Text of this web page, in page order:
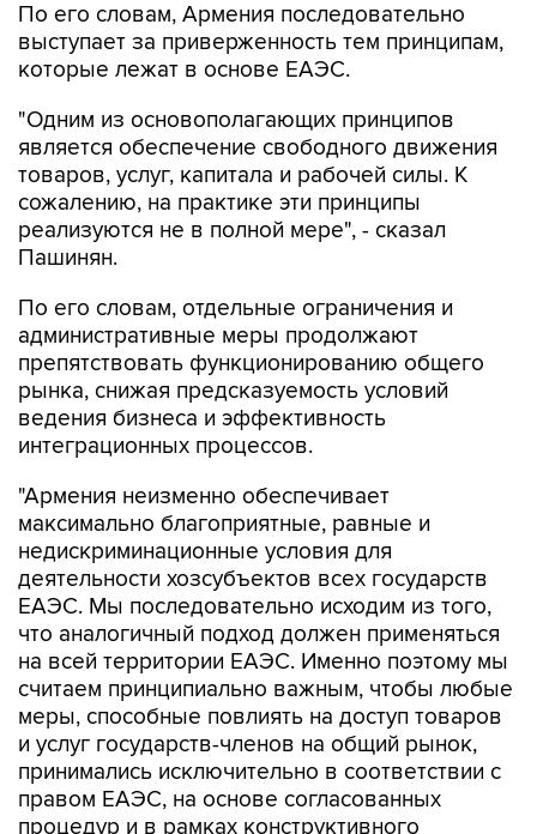
По его словам, Армения последовательно
выступает за приверженность тем принципам,
которые лежат в основе ЕАЭС.
"Одним из основополагающих принципов
является обеспечение свободного движения
товаров, услуг, капитала и рабочей силы. К
сожалению, на практике эти принципы
реализуются не в полной мере", - сказал
Пашинян.
По его словам, отдельные ограничения и
административные меры продолжают
препятствовать функционированию общего
рынка, снижая предсказуемость условий
ведения бизнеса и эффективность
интеграционных процессов.
"Армения неизменно обеспечивает
максимально благоприятные, равные и
недискриминационные условия для
деятельности хозсубъектов всех государств
ЕАЭС. Мы последовательно исходим из того,
что аналогичный подход должен применяться
на всей территории ЕАЭС. Именно поэтому мы
считаем принципиально важным, чтобы любые
меры, способные повлиять на доступ товаров
и услуг государств-членов на общий рынок,
принимались исключительно в соответствии с
правом ЕАЭС, на основе согласованных
процедур и в рамках конструктивного